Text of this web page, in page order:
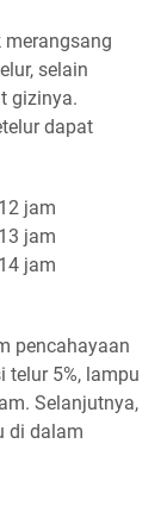
selain
gizinya.
dapat
jam
jam
jam
pencahayaan
telur 5%, lampu
Selanjutnya,
di dalam